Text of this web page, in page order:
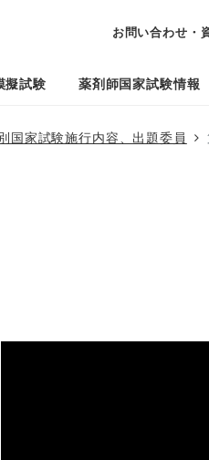
お問い合わせ・
擬試験 薬剤師国家試験情報
国家試験施行内容、出題委員